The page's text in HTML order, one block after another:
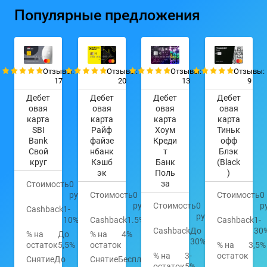
Популярные предложения
Отзывы:
17
Дебет
овая
карта
SBI
Bank
Свой
круг
Стоимость0
руб.
Cashback1-
10%
% на
остаток
До
5,5%
СнятиеДо
Отзывы:
20
Дебет
овая
карта
Райф
файзе
нбанк
Кэшб
эк
Стоимость0
руб.
Cashback1.5%
% на
остаток
4%
СнятиеБесплатно
Отзывы:
13
Дебет
овая
карта
Хоум
Креди
т
Банк
Поль
за
Стоимость0
руб.
CashbackДо
30%
% на
3-
Отзывы:
9
Дебет
овая
карта
Тиньк
офф
Блэк
(Black
)
Стоимость0
Cashback1-
% на
остаток
3,5%